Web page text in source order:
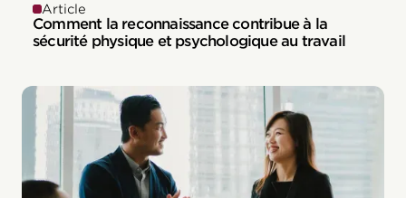
Article
Comment la reconnaissance contribue à la
sécurité physique et psychologique au travail